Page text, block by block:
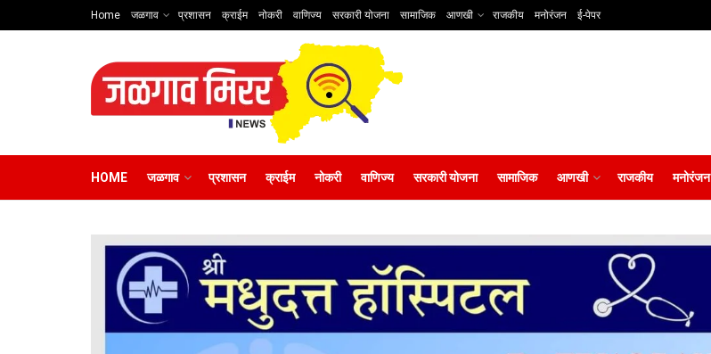
Home जळगाव प्रशासन क्राईम नोकरी वाणिज्य सरकारी योजना सामाजिक आणखी राजकीय मनोरंजन ई-पेपर
HOME जळगाव प्रशासन क्राईम नोकरी वाणिज्य सरकारी योजना सामाजिक आणखी राजकीय मनोरंजन